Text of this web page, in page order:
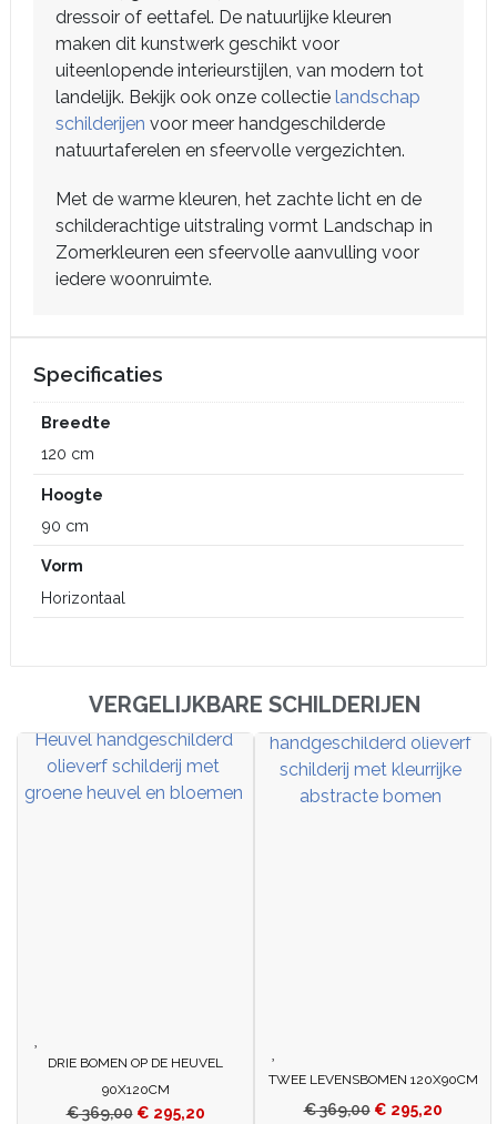
dressoir of eettafel. De natuurlijke kleuren
maken dit kunstwerk geschikt voor
uiteenlopende interieurstijlen, van modern tot
landelijk. Bekijk ook onze collectie landschap
schilderijen voor meer handgeschilderde
natuurtaferelen en sfeervolle vergezichten.
Met de warme kleuren, het zachte licht en de
schilderachtige uitstraling vormt Landschap in
Zomerkleuren een sfeervolle aanvulling voor
iedere woonruimte.
Specificaties
Breedte
120 cm
Hoogte
90 cm
Vorm
Horizontaal
VERGELIJKBARE SCHILDERIJEN
DRIE BOMEN OP DE HEUVEL
90X120CM
€369,00 € 295,20
TWEE LEVENSBOMEN 120X90CM
€369,00 € 295,20